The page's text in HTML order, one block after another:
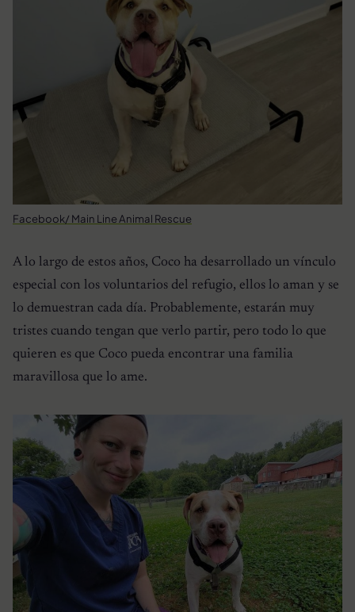
Facebook/ Main Line Animal Rescue
A lo largo de estos años, Coco ha desarrollado un vínculo
especial con los voluntarios del refugio, ellos lo aman y se
lo demuestran cada día. Probablemente, estarán muy
tristes cuando tengan que verlo partir, pero todo lo que
quieren es que Coco pueda encontrar una familia
maravillosa que lo ame.